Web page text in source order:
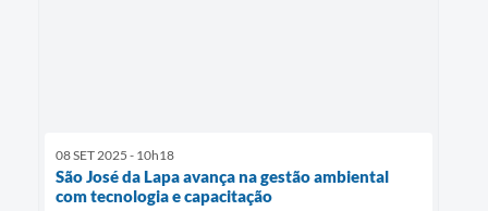
08 SET 2025 - 10h18
São José da Lapa avança na gestão ambiental
com tecnologia e capacitação